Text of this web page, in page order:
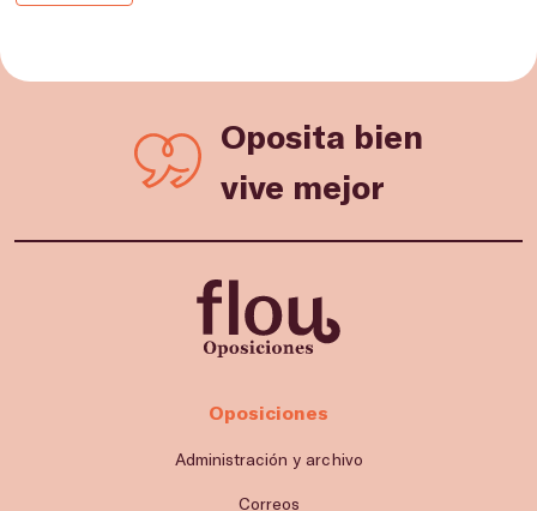
Oposita bien
vive mejor
Oposiciones
Administración y archivo
Correos